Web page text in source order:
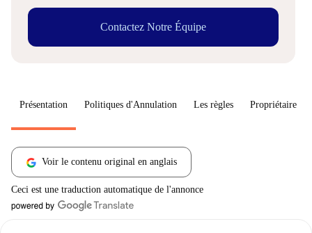
Contactez Notre Équipe
Présentation Politiques d'Annulation Les règles Propriétaire
Voir le contenu original en anglais
Ceci est une traduction automatique de l'annonce